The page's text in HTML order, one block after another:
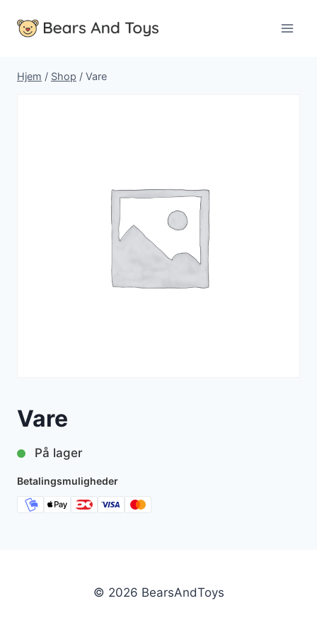
Hjem / Shop / Vare
Vare
På lager
Betalingsmuligheder
© 2026 BearsAndToys